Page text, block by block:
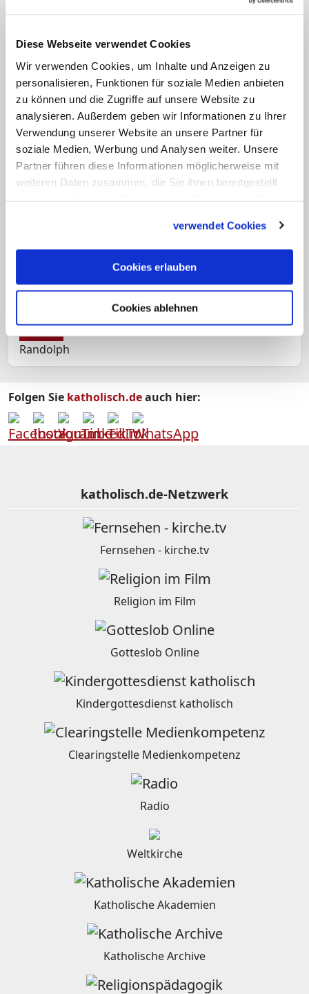
Diese Webseite verwendet Cookies
Wir verwenden Cookies, um Inhalte und Anzeigen zu
personalisieren, Funktionen für soziale Medien anbieten
zu können und die Zugriffe auf unsere Website zu
analysieren. Außerdem geben wir Informationen zu Ihrer
Verwendung unserer Website an unsere Partner für
soziale Medien, Werbung und Analysen weiter. Unsere
Partner führen diese Informationen möglicherweise mit
weiteren Daten zusammen, die Sie ihnen bereitgestellt
verwendet Cookies
Cookies erlauben
Cookies ablehnen
Namenspatrone am 27.05
27.05
Augustinus (Augustin, August) von Canterbury
27.05
Bruno
Matthias (Mathias)
Randolph
Folgen Sie katholisch.deauch hier:
katholisch.de-Netzwerk
Fernsehen - kirche.tv
Religion im Film
Gotteslob Online
Kindergottesdienst katholisch
Clearingstelle Medienkompetenz
Radio
Weltkirche
Katholische Akademien
Katholische Archive